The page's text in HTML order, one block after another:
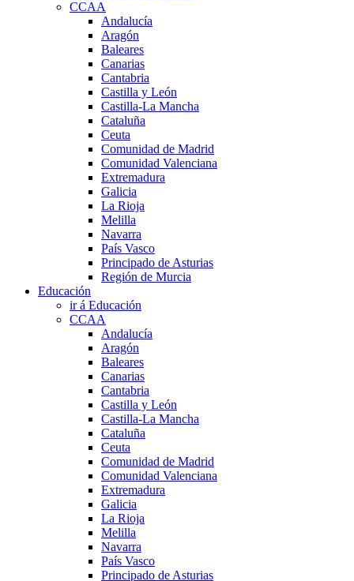
CCAA
Andalucía
Aragón
Baleares
Canarias
Cantabria
Castilla y León
Castilla-La Mancha
Cataluña
Ceuta
Comunidad de Madrid
Comunidad Valenciana
Extremadura
Galicia
La Rioja
Melilla
Navarra
País Vasco
Principado de Asturias
Región de Murcia
Educación
ir á Educación
CCAA
Andalucía
Aragón
Baleares
Canarias
Cantabria
Castilla y León
Castilla-La Mancha
Cataluña
Ceuta
Comunidad de Madrid
Comunidad Valenciana
Extremadura
Galicia
La Rioja
Melilla
Navarra
País Vasco
Principado de Asturias